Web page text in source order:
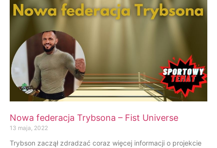
Nowa federacja Trybsona – Fist Universe
13 maja, 2022
Trybson zaczął zdradzać coraz więcej informacji o projekcie